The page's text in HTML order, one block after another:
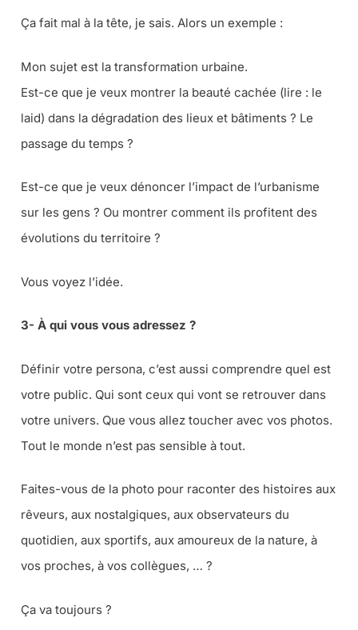
Ça fait mal à la tête, je sais. Alors un exemple :
Mon sujet est la transformation urbaine.
Est-ce que je veux montrer la beauté cachée (lire : le
laid) dans la dégradation des lieux et bâtiments ? Le
passage du temps ?
Est-ce que je veux dénoncer l’impact de l’urbanisme
sur les gens ? Ou montrer comment ils profitent des
évolutions du territoire ?
Vous voyez l’idée.
3- À qui vous vous adressez ?
Définir votre persona, c’est aussi comprendre quel est
votre public. Qui sont ceux qui vont se retrouver dans
votre univers. Que vous allez toucher avec vos photos.
Tout le monde n’est pas sensible à tout.
Faites-vous de la photo pour raconter des histoires aux
rêveurs, aux nostalgiques, aux observateurs du
quotidien, aux sportifs, aux amoureux de la nature, à
vos proches, à vos collègues, … ?
Ça va toujours ?